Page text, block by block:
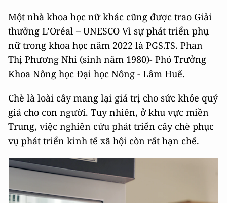
Một nhà khoa học nữ khác cũng được trao Giải
thưởng L’Oréal – UNESCO Vì sự phát triển phụ
nữ trong khoa học năm 2022 là PGS.TS. Phan
Thị Phương Nhi (sinh năm 1980)- Phó Trưởng
Khoa Nông học Đại học Nông - Lâm Huế.
Chè là loài cây mang lại giá trị cho sức khỏe quý
giá cho con người. Tuy nhiên, ở khu vực miền
Trung, việc nghiên cứu phát triển cây chè phục
vụ phát triển kinh tế xã hội còn rất hạn chế.